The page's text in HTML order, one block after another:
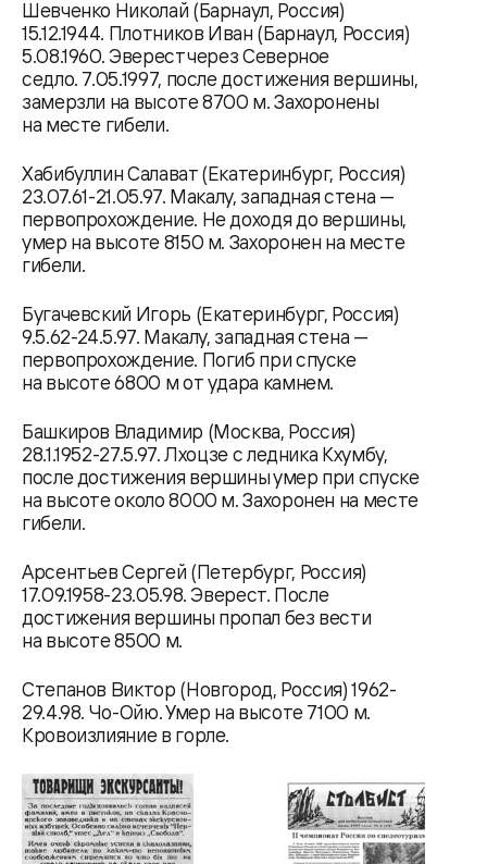
Шевченко Николай (Барнаул, Россия)
15.12.1944. Плотников Иван (Барнаул, Россия)
5.08.1960. Эверест через Северное
седло. 7.05.1997, после достижения вершины,
замерзли на высоте 8700 м. Захоронены
на месте гибели.
Хабибуллин Салават (Екатеринбург, Россия)
23.07.61-21.05.97. Макалу, западная стена —
первопрохождение. Не доходя до вершины,
умер на высоте 8150 м. Захоронен на месте
гибели.
Бугачевский Игорь (Екатеринбург, Россия)
9.5.62-24.5.97. Макалу, западная стена —
первопрохождение. Погиб при спуске
на высоте 6800 м от удара камнем.
Башкиров Владимир (Москва, Россия)
28.1.1952-27.5.97. Лхоцзе с ледника Кхумбу,
после достижения вершины умер при спуске
на высоте около 8000 м. Захоронен на месте
гибели.
Арсентьев Сергей (Петербург, Россия)
17.09.1958-23.05.98. Эверест. После
достижения вершины пропал без вести
на высоте 8500 м.
Степанов Виктор (Новгород, Россия) 1962-
29.4.98. Чо-Ойю. Умер на высоте 7100 м.
Кровоизлияние в горле.